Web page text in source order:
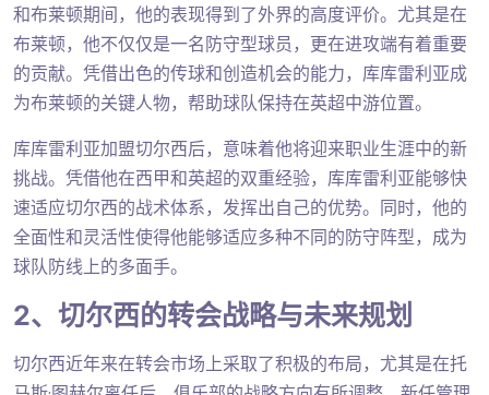
和布莱顿期间，他的表现得到了外界的高度评价。尤其是在
布莱顿，他不仅仅是一名防守型球员，更在进攻端有着重要
的贡献。凭借出色的传球和创造机会的能力，库库雷利亚成
为布莱顿的关键人物，帮助球队保持在英超中游位置。
库库雷利亚加盟切尔西后，意味着他将迎来职业生涯中的新
挑战。凭借他在西甲和英超的双重经验，库库雷利亚能够快
速适应切尔西的战术体系，发挥出自己的优势。同时，他的
全面性和灵活性使得他能够适应多种不同的防守阵型，成为
球队防线上的多面手。
2、切尔西的转会战略与未来规划
切尔西近年来在转会市场上采取了积极的布局，尤其是在托